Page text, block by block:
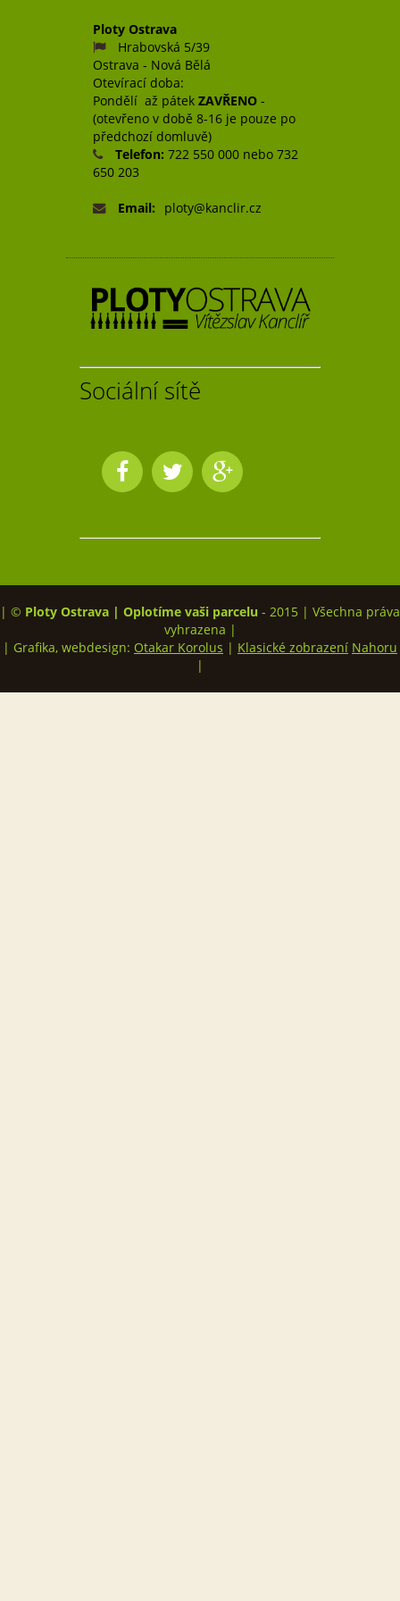
Ploty Ostrava
Hrabovská 5/39
Ostrava - Nová Bělá
Otevírací doba:
Pondělí až pátek ZAVŘENO -
(otevřeno v době 8-16 je pouze po
předchozí domluvě)
Telefon: 722 550 000 nebo 732
650 203
Email: ploty@kanclir.cz
Sociální sítě
| © Ploty Ostrava | Oplotíme vaši parcelu - 2015 | Všechna práva
vyhrazena |
| Grafika, webdesign: Otakar Korolus | Klasické zobrazení Nahoru
|